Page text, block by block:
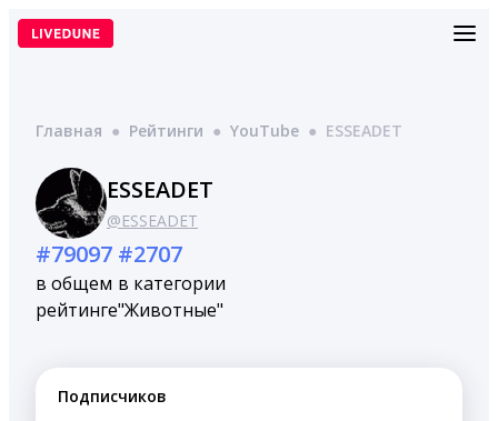
Перейти
Главная ● Рейтинги ● YouTube ● ESSEADET
ESSEADET
@ESSEADET
#79097
в общем
рейтинге
#2707
в категории
"Животные"
Подписчиков